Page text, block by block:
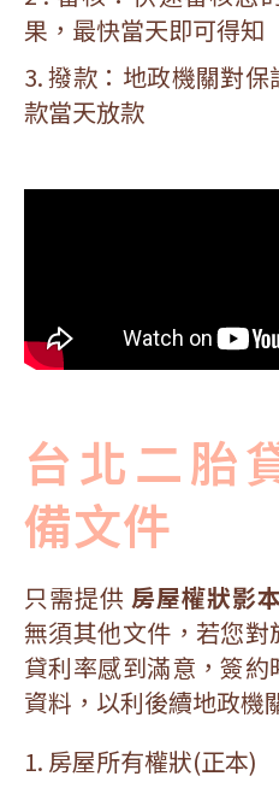
果，最快當天即可得知
3. 撥款：地政機關對
款當天放款
台北二胎
備文件
只需提供 房屋權狀影本
無須其他文件，若您
貸利率感到滿意，簽
資料，以利後續地政機
1. 房屋所有權狀(正本)